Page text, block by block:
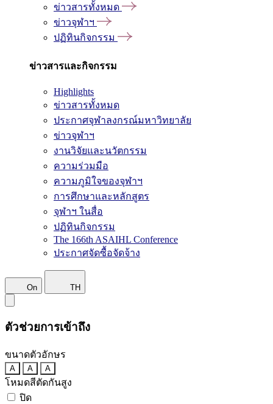
ข่าวสารทั้งหมด
ข่าวจุฬาฯ
ปฏิทินกิจกรรม
ข่าวสารและกิจกรรม
Highlights
ข่าวสารทั้งหมด
ประกาศจุฬาลงกรณ์มหาวิทยาลัย
ข่าวจุฬาฯ
งานวิจัยและนวัตกรรม
ความร่วมมือ
ความภูมิใจของจุฬาฯ
การศึกษาและหลักสูตร
จุฬาฯ ในสื่อ
ปฏิทินกิจกรรม
The 166th ASAIHL Conference
ประกาศจัดซื้อจัดจ้าง
On TH
ตัวช่วยการเข้าถึง
ขนาดตัวอักษร
A A A
โหมดสีตัดกันสูง
ปิด